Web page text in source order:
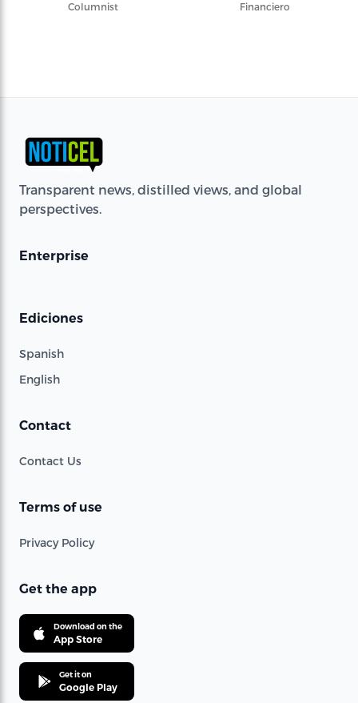
Columnist
Financiero
Transparent news, distilled views, and global
perspectives.
Enterprise
Ediciones
Spanish
English
Contact
Contact Us
Terms of use
Privacy Policy
Get the app
Download on the
App Store
Get it on
Google Play